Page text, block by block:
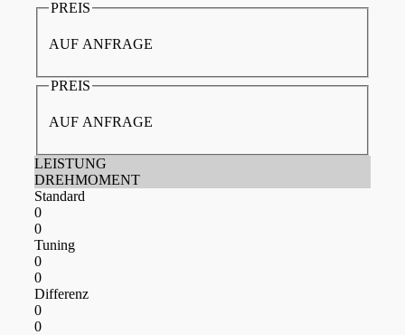
PREIS
AUF ANFRAGE
PREIS
AUF ANFRAGE
LEISTUNG
DREHMOMENT
Standard
0
0
Tuning
0
0
Differenz
0
0